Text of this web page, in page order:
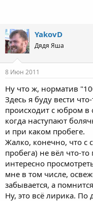
YakovD
Дядя Яша
8 Июн 2011
Ну что ж, норматив
Здесь я буду вести
происходит с юбром в
когда наступают
и при каком пробеге.
Жалко, конечно, что с
пробега) не вёл что-
интересно
мне в том числе,
забывается, а
Ну, это всё лирика. По